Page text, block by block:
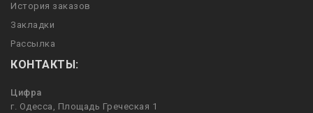
История заказов
Закладки
Рассылка
КОНТАКТЫ:
Цифра
г. Одесса, Площадь Греческая 1